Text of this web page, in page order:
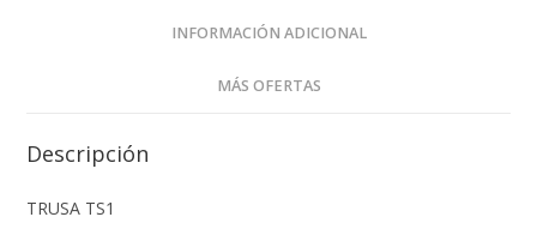
INFORMACIÓN ADICIONAL
MÁS OFERTAS
Descripción
TRUSA TS1